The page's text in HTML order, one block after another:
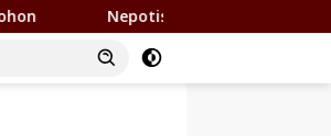
Nepotisme Kembali Heboh, Kadishub